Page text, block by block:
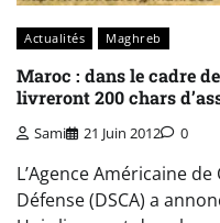
Actualités Maghreb
Maroc : dans le cadre
livreront 200 chars
Sami 21 Juin 2012 0
L’Agence Américaine
Défense (DSCA) a